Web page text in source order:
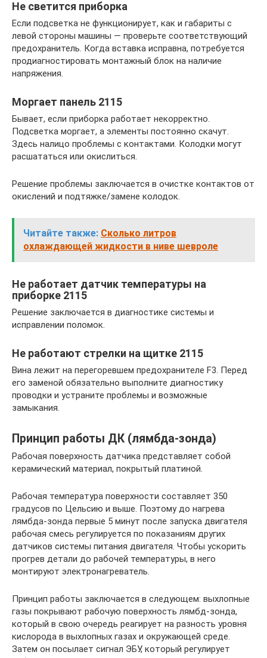
Не светится приборка
Если подсветка не функционирует, как и габариты с
левой стороны машины — проверьте соответствующий
предохранитель. Когда вставка исправна, потребуется
продиагностировать монтажный блок на наличие
напряжения.
Моргает панель 2115
Бывает, если приборка работает некорректно.
Подсветка моргает, а элементы постоянно скачут.
Здесь налицо проблемы с контактами. Колодки могут
расшататься или окислиться.
Решение проблемы заключается в очистке контактов от
окислений и подтяжке/замене колодок.
Читайте также: Сколько литров
охлаждающей жидкости в ниве шевроле
Не работает датчик температуры на
приборке 2115
Решение заключается в диагностике системы и
исправлении поломок.
Не работают стрелки на щитке 2115
Вина лежит на перегоревшем предохранителе F3. Перед
его заменой обязательно выполните диагностику
проводки и устраните проблемы и возможные
замыкания.
Принцип работы ДК (лямбда-зонда)
Рабочая поверхность датчика представляет собой
керамический материал, покрытый платиной.
Рабочая температура поверхности составляет 350
градусов по Цельсию и выше. Поэтому до нагрева
лямбда-зонда первые 5 минут после запуска двигателя
рабочая смесь регулируется по показаниям других
датчиков системы питания двигателя. Чтобы ускорить
прогрев детали до рабочей температуры, в него
монтируют электронагреватель.
Принцип работы заключается в следующем: выхлопные
газы покрывают рабочую поверхность лямбд-зонда,
который в свою очередь реагирует на разность уровня
кислорода в выхлопных газах и окружающей среде.
Затем он посылает сигнал ЭБУ, который регулирует